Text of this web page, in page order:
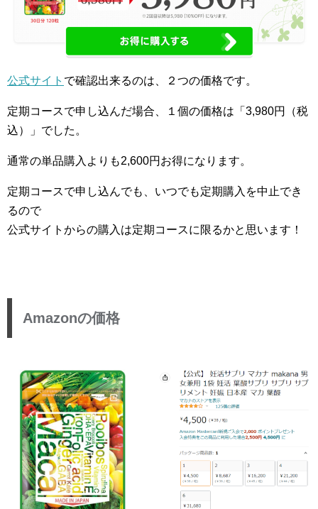
公式サイト で確認出来るのは、２つの価格です。
定期コースで申し込んだ場合、１個の価格は「3,980円（税
込）」でした。
通常の単品購入よりも2,600円お得になります。
定期コースで申し込んでも、いつでも定期購入を中止でき
るので
公式サイトからの購入は定期コースに限るかと思います！
Amazonの価格